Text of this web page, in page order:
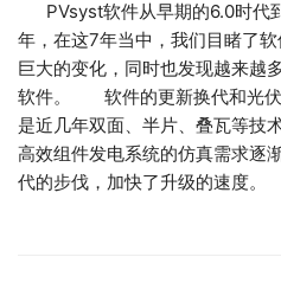
PVsyst软件从早期的6.0时代
年，在这7年当中，我们目睹了
巨大的变化，同时也发现越来越
软件。 软件的更新换代和光伏
是近几年双面、半片、叠瓦等技
高效组件发电系统的仿真需求逐
代的步伐，加快了升级的速度